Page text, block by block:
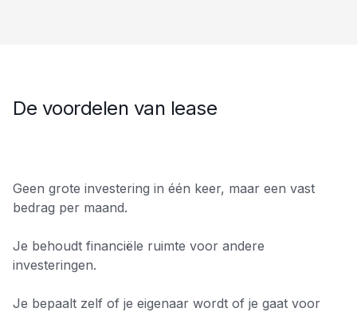
De voordelen van lease
Geen grote investering in één keer, maar een vast
bedrag per maand.
Je behoudt financiële ruimte voor andere
investeringen.
Je bepaalt zelf of je eigenaar wordt of je gaat voor